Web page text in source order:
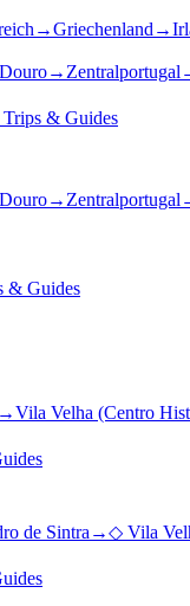
→Griechenland →
→ Zentralportugal
Trips & Guides
→ Zentralportugal
& Guides
→Vila Velha (Centro
de Sintra →◇ Vila